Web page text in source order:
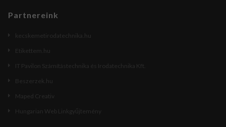
Partnereink
kecskemetirodatechnika.hu
Etikettem.hu
IT Pavilon Számítástechnika és Irodatechnika Kft.
Beszerzek.hu
Maped Creativ
Hungarian Web Linkgyűjtemény